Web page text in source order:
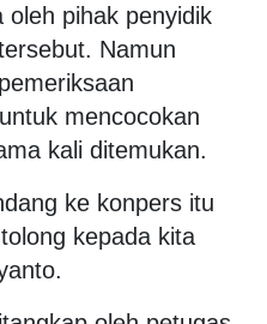
pihak penyidik
Namun
mencocokan
kali ditemukan.
ke konpers itu
kepada kita